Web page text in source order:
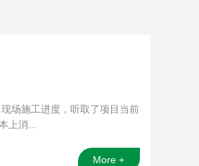
场施工进度，听取了项目当前
上消...
More +